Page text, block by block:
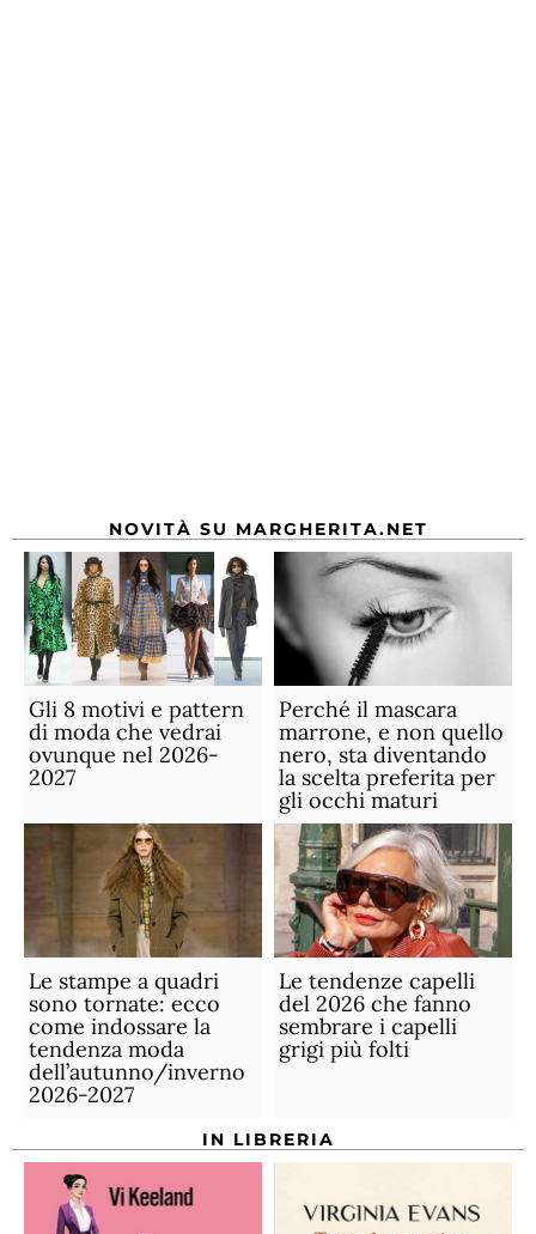
NOVITÀ SU MARGHERITA.NET
Gli 8 motivi e pattern
di moda che vedrai
ovunque nel 2026-
2027
Perché il mascara
marrone, e non quello
nero, sta diventando
la scelta preferita per
gli occhi maturi
Le stampe a quadri
sono tornate: ecco
come indossare la
tendenza moda
dell’autunno/inverno
2026-2027
Le tendenze capelli
del 2026 che fanno
sembrare i capelli
grigi più folti
IN LIBRERIA